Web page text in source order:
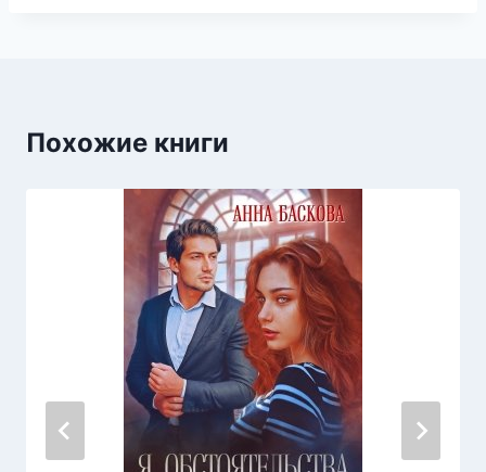
Похожие книги